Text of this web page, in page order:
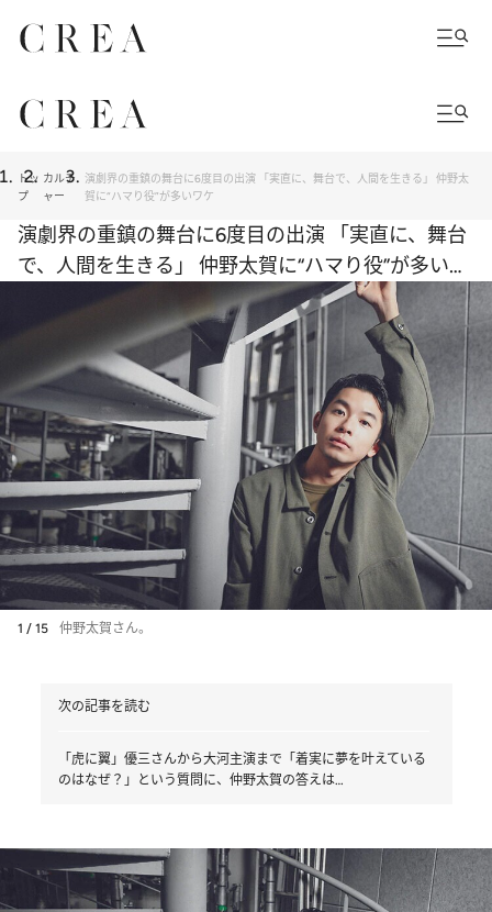
トッ
プ
カルチ
ャー
演劇界の重鎮の舞台に6度目の出演 「実直に、舞台で、人間を生きる」 仲野太
賀に“ハマり役”が多いワケ
演劇界の重鎮の舞台に6度目の出演 「実直に、舞台
で、人間を生きる」 仲野太賀に“ハマり役”が多いワ
1 / 15 仲野太賀さん。
次の記事を読む
「虎に翼」優三さんから大河主演まで「着実に夢を叶えている
のはなぜ？」という質問に、仲野太賀の答えは…